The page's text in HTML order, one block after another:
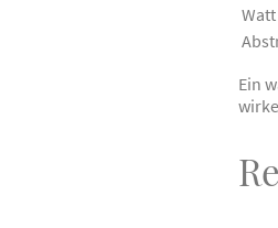
Watt
Ein